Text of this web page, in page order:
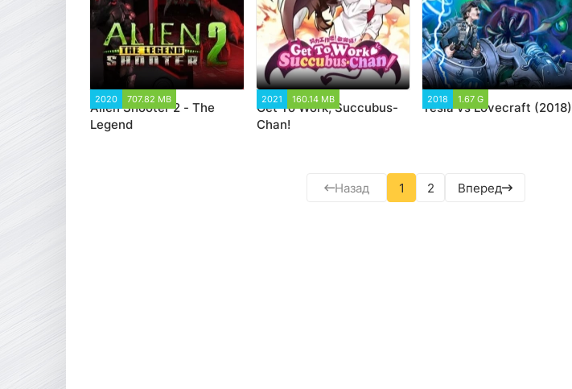
2020 707.82 MB
Alien Shooter 2 - The
Legend
2021 160.14 MB
Get To Work, Succubus-
Chan!
2018 1.67 G
Tesla vs Lovecraft (2018)
Назад 1 2 Вперед